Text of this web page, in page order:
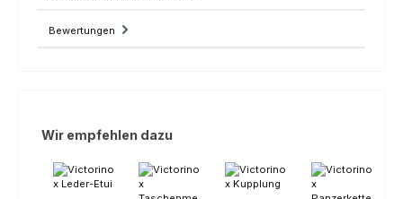
Bewertungen
Produktgalerie überspringen
Wir empfehlen dazu